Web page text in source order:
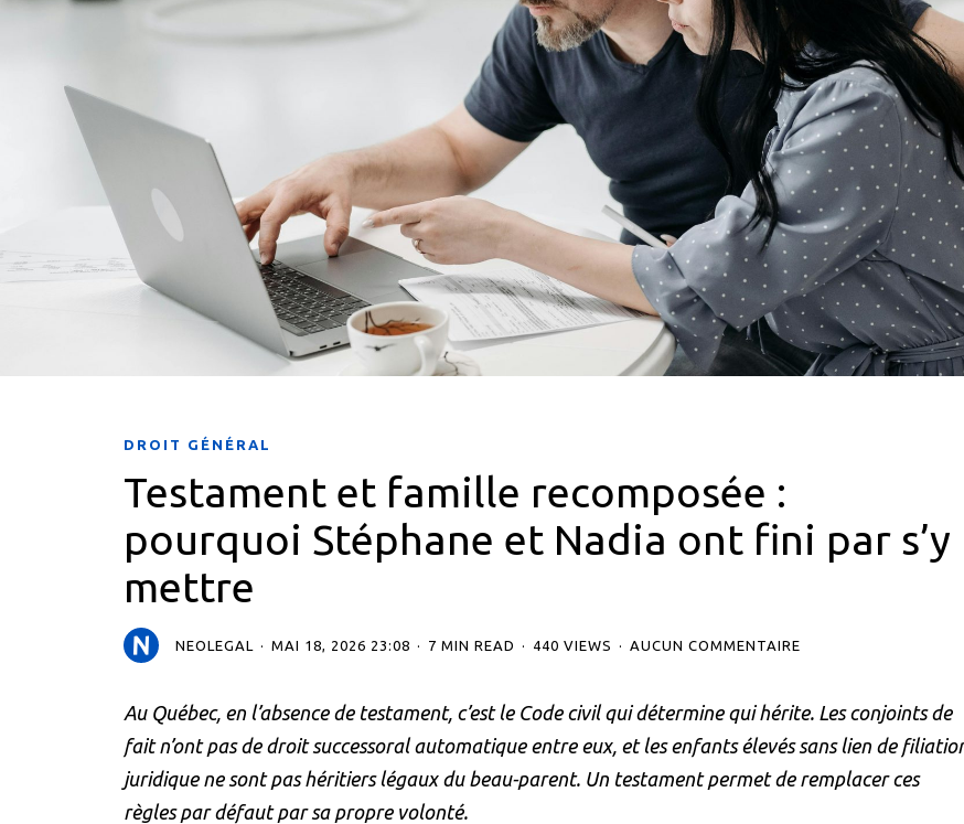
DROIT GÉNÉRAL
Testament et famille recomposée :
pourquoi Stéphane et Nadia ont fini par s’y
mettre
NEOLEGAL MAI 18, 2026 23:08 7 MIN READ 440 VIEWS AUCUN COMMENTAIRE
Au Québec, en l’absence de testament, c’est le Code civil qui détermine qui hérite. Les conjoints de
fait n’ont pas de droit successoral automatique entre eux, et les enfants élevés sans lien de
juridique ne sont pas héritiers légaux du beau-parent. Un testament permet de remplacer ces
règles par défaut par sa propre volonté.